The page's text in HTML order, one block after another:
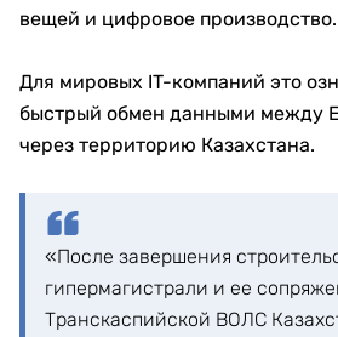
вещей и цифровое производство.
Для мировых IT-компаний это
быстрый обмен данными между
через территорию Казахстана.
«После завершения
гипермагистрали и ее
Транскаспийской ВОЛС